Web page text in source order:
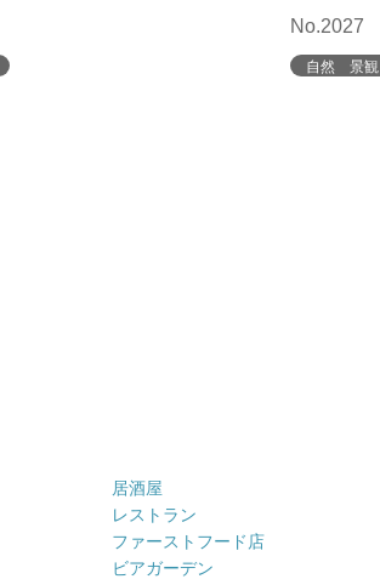
No.2027
自然 景観
居酒屋
レストラン
ファーストフード店
ビアガーデン